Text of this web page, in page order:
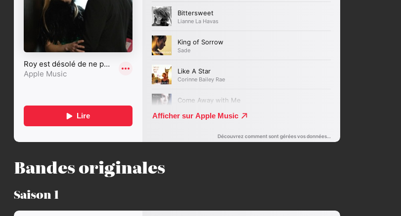
Bandes originales
Saison 1